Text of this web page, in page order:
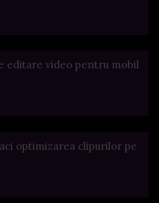
editare video pentru mobil
optimizarea clipurilor pe